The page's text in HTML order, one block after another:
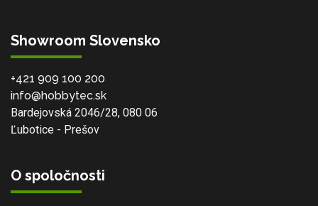
Showroom Slovensko
+421 909 100 200
info@hobbytec.sk
Bardejovská 2046/28, 080 06
Ľubotice - Prešov
O spoločnosti